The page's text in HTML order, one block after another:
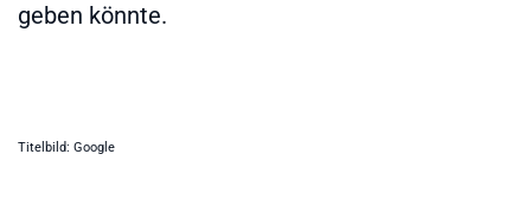
geben könnte.
Titelbild: Google